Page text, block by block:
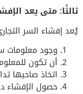
ثالثًا: متى يعد
يُعد إفشاء السر
وجود معلومات
أن تكون
اتخاذ صاحبها
حصول الإفشاء